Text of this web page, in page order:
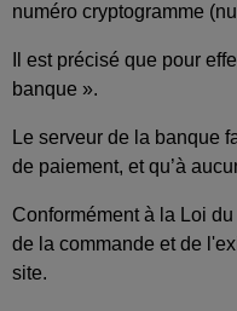
numéro cryptogramme
Il est précisé que pour
banque ».
Le serveur de la banque
de paiement, et qu’à
Conformément à la Loi
de la commande et de
site.